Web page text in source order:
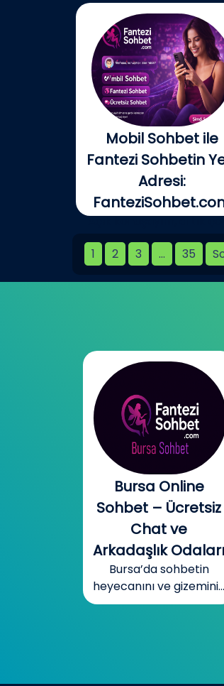
Mobil Sohbet ile
Fantezi Sohbetin
Adresi:
Açık konuşayım, artık
kişi...
1
2 3 … 35
Bursa Online
Sohbet – Ücretsiz
Chat ve
Arkadaşlık Odaları
Bursa’da sohbetin
heyecanını ve gizemini...